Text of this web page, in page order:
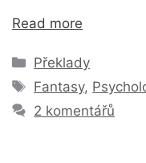
Read more
Rubriky
Překlady
Štítky
Fantasy,
2 komentářů